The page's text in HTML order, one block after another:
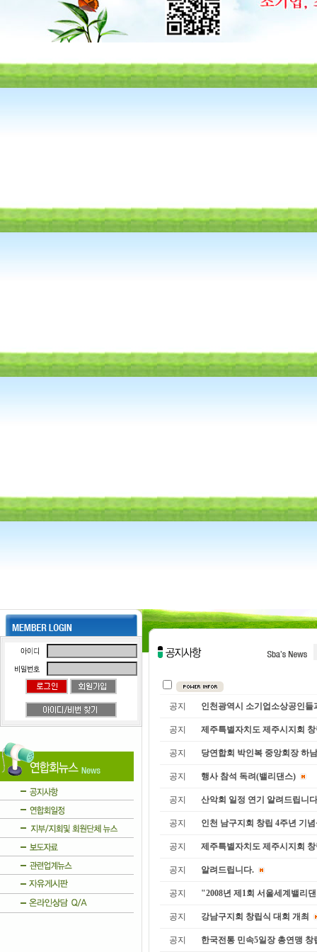
공지 인천광역시 소기업소상공인들
공지 제주특별자치도 제주시지회
공지 당연합회 박인복 중앙회장 하
공지 행사 참석 독려(밸리댄스)
공지 산악회 일정 연기 알려드립니
공지 인천 남구지회 창립 4주년 기
공지 제주특별자치도 제주시지회
공지 알려드립니다.
공지 "2008년 제1회 서울세계밸리
공지 강남구지회 창립식 대회 개최
공지 한국전통 민속5일장 총연맹 창